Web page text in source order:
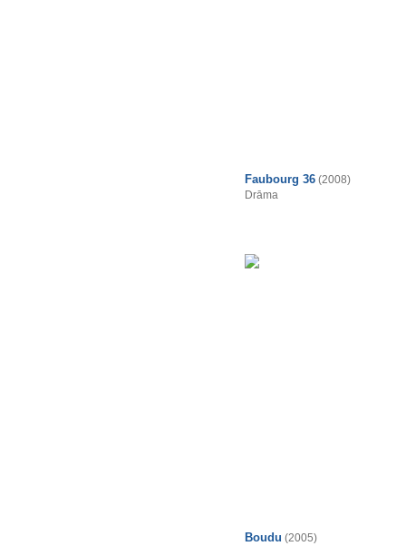
Faubourg 36 (2008)
Drāma
Boudu (2005)